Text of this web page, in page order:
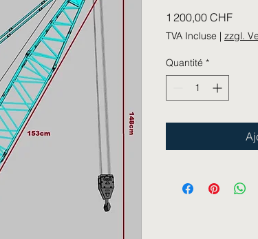
1 200,00 CHFPrix
TVA Incluse | zzgl.
Quantité *